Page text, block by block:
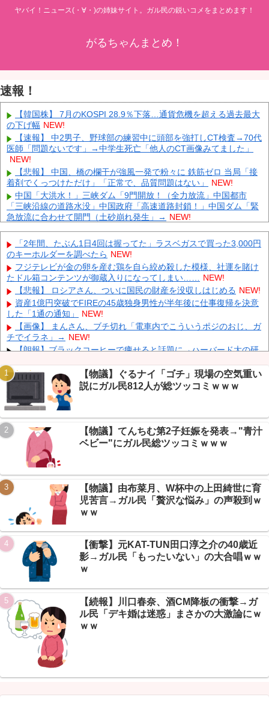
ヤバイ！ニュース(・∀・)の姉妹サイト。ガル民の鋭いコメをまとめます！
がるちゃんまとめ！
速報！
【韓国株】 7月のKOSPI 28.9％下落…通貨危機を超える過去最大
の下げ幅 NEW!
【速報】 中2男子、野球部の練習中に頭部を強打しCT検査→70代
医師「問題ないです」→中学生死亡「他人のCT画像みてました」
NEW!
【悲報】 中国、橋の欄干が強風一発で粉々に 鉄筋ゼロ 当局「接
着剤でくっつけただけ」「正常で、品質問題はない」
NEW!
中国「大洪水！」三峡ダム「9門開放！（全力放流」中国都市
「三峡沿線の道路水没」中国政府「高速道路封鎖！」中国ダム「緊
急放流に合わせて開門（土砂崩れ発生」→ NEW!
VTuberさん、祖母の「家族だけの一日葬」をした結果ｗｗｗｗｗ
ｗｗ NEW!
「被告はモンスター」元ジャンポケ斉藤慎二被告に懲役７年求刑
でほぼ実刑確実？弁護側の主張が無理筋なワケ
NEW!
伊Autosprint誌：ニューエイ代表渾身のアストンマーチンAMR26
を改善に導いた最大の功労者はカルディレ NEW!
【画像】 小倉ゆうか(27)さん、7年ぶり『FRIDAY』表紙で神ボデ
ィ大解放 NEW!
日本代表FW前田大然がイプスウィッチ・タウンへ移籍決定！プ
レミアリーグ初挑戦 NEW!
英国人「ようこそ」冨安健洋、クリスタルパレス加入が決定的
祝福！【海外の反応】 NEW!
Powered by livedoor 相互RSS
「2年間、たぶん1日4回は握ってた」ラスベガスで買った3,000円
のキーホルダーを調べたら NEW!
フジテレビが金の卵を産む鶏を自ら絞め殺した模様、社運を賭け
たドル箱コンテンツが御蔵入りになってしまい…… NEW!
【悲報】 ロシアさん、ついに国民の財産を没収しはじめる NEW!
資産1億円突破でFIREの45歳独身男性が半年後に仕事復帰を決意
した「1通の通知」
NEW!
【画像】 まんさん、ブチ切れ「電車内でこういうポジのおじ、ガ
チでイラネ」→ NEW!
【朗報】ブラックコーヒーで痩せると話題に→ハーバード大の研
【続報】ショートスリーパー堀さん、月15万商材＆協会運営が発
覚→ガリレオ民ドン引きｗｗｗ NEW!
【朗報】円高で海外旅行勢が大興奮→30カ国目の猛者に一同尊敬
ｗｗｗ NEW!
【朗報】AveMujica民の日常、謎のVもハマるMyGO新曲に丁寧語
で大盛り上がりですわｗ NEW!
【まとめ】X収益化ルール大幅変更→インプレゾンビ死亡待望論
に賛否ｗｗｗ
Powered by livedoor 相互RSS
【物議】ぐるナイ「ゴチ」現場の空気重い
説にガル民812人が総ツッコミｗｗｗ
【物議】てんちむ第2子妊娠を発表→"青汁
ベビー"にガル民総ツッコミｗｗｗ
【物議】由布菜月、W杯中の上田綺世に育
児苦言→ガル民「贅沢な悩み」の声殺到ｗ
ｗｗ
【衝撃】元KAT-TUN田口淳之介の40歳近
影→ガル民「もったいない」の大合唱ｗｗ
ｗ
【続報】川口春奈、酒CM降板の衝撃→ガ
ル民「デキ婚は迷惑」まさかの大激論にｗ
ｗｗ